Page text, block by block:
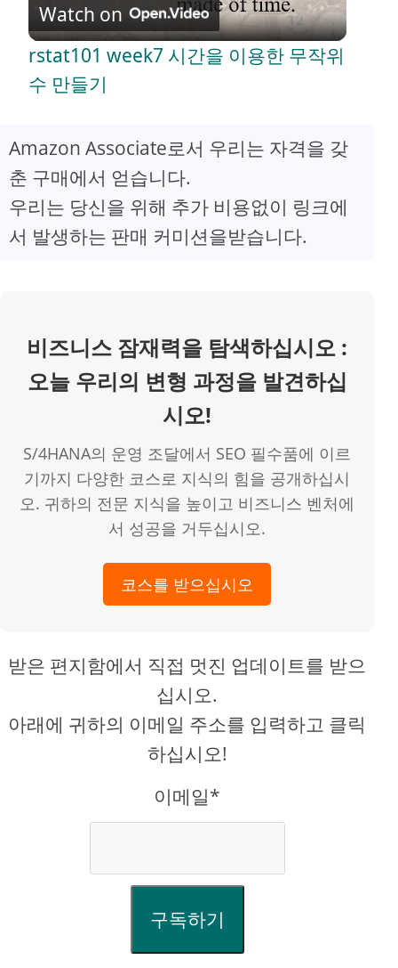
l
y
V
i
e
o
Watch on
rstat101 week7 시간을 이용한 무작위
수 만들기
Amazon Associate로서 우리는 자격을 갖
춘 구매에서 얻습니다.
우리는 당신을 위해 추가 비용없이 링크에
서 발생하는 판매 커미션을받습니다.
비즈니스 잠재력을 탐색하십시오 :
오늘 우리의 변형 과정을 발견하십
시오!
S/4HANA의 운영 조달에서 SEO 필수품에 이르
기까지 다양한 코스로 지식의 힘을 공개하십시
오. 귀하의 전문 지식을 높이고 비즈니스 벤처에
서 성공을 거두십시오.
코스를 받으십시오
받은 편지함에서 직접 멋진 업데이트를 받으
십시오.
아래에 귀하의 이메일 주소를 입력하고 클릭
하십시오!
이메일*
구독하기